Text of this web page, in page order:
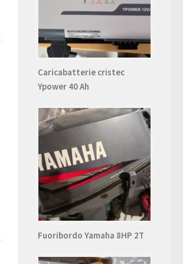
Caricabatterie cristec
Ypower 40 Ah
Fuoribordo Yamaha 8HP 2T